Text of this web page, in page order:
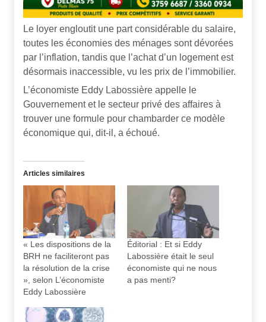
Le loyer engloutit une part considérable du salaire,
toutes les économies des ménages sont dévorées
par l’inflation, tandis que l’achat d’un logement est
désormais inaccessible, vu les prix de l’immobilier.
L’économiste Eddy Labossière appelle le
Gouvernement et le secteur privé des affaires à
trouver une formule pour chambarder ce modèle
économique qui, dit-il, a échoué.
Articles similaires
« Les dispositions de la
BRH ne faciliteront pas
la résolution de la crise
», selon L’économiste
Eddy Labossière
Éditorial : Et si Eddy
Labossière était le seul
économiste qui ne nous
a pas menti?